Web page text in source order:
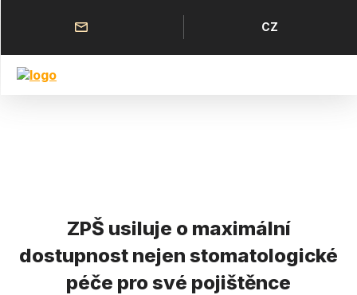
obsahu
Horní
menu
Jazyk
CZ
ZPŠ usiluje o maximální
dostupnost nejen stomatologické
péče pro své pojištěnce